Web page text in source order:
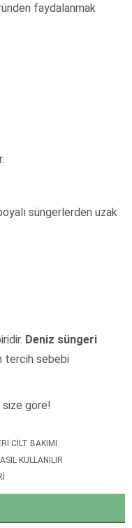
faydalanmak
süngerlerden uzak
Deniz süngeri
tercih sebebi
size göre!
CILT BAKIMI
KULLANILIR